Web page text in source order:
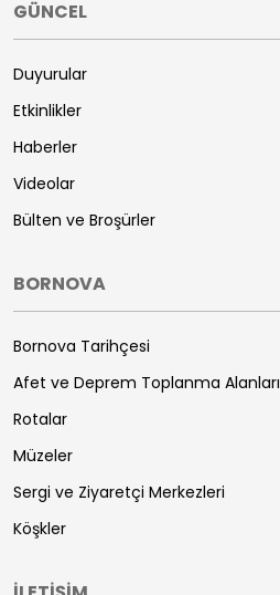
GÜNCEL
Duyurular
Etkinlikler
Haberler
Videolar
Bülten ve Broşürler
BORNOVA
Bornova Tarihçesi
Afet ve Deprem Toplanma Alanları
Rotalar
Müzeler
Sergi ve Ziyaretçi Merkezleri
Köşkler